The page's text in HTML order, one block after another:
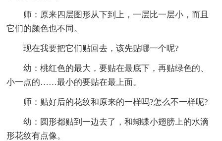
师：原来四层图形从下到上，一层比一层小，而且
它们的颜色也不同。
现在我要把它们贴回去，该先贴哪一个呢?
幼：桃红色的最大，要贴在最底下，再贴绿色的、
小一点的……最小的要贴在最上面。
师：贴好后的花纹和原来的一样吗?怎么不一样呢?
幼：圆形都贴到一边去了，和蝴蝶小翅膀上的水滴
形花纹有点像。